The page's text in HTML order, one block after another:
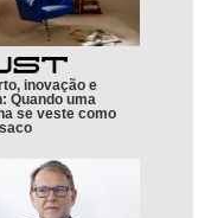
inovação e
Quando uma
se veste como